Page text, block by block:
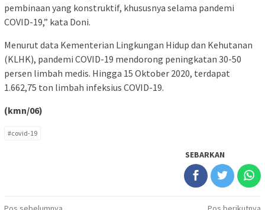
pembinaan yang konstruktif, khususnya selama pandemi
COVID-19,” kata Doni.
Menurut data Kementerian Lingkungan Hidup dan Kehutanan
(KLHK), pandemi COVID-19 mendorong peningkatan 30-50
persen limbah medis. Hingga 15 Oktober 2020, terdapat
1.662,75 ton limbah infeksius COVID-19.
(kmn/06)
#covid-19
SEBARKAN